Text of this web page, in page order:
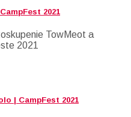
2021
TowMeot a
2021
| CampFest 2021